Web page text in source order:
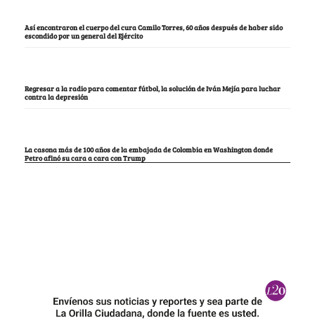
Así encontraron el cuerpo del cura Camilo Torres, 60 años después de haber sido
escondido por un general del Ejército
Regresar a la radio para comentar fútbol, la solución de Iván Mejía para luchar
contra la depresión
La casona más de 100 años de la embajada de Colombia en Washington donde
Petro afinó su cara a cara con Trump